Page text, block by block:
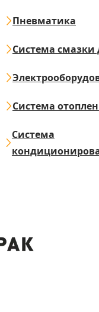
Пневматика
Система смазки
Система
Система